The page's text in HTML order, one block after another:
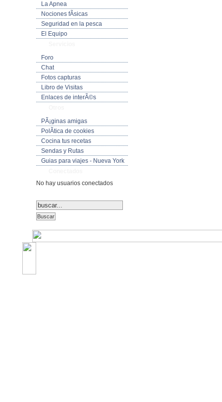
La Apnea
Nociones fÃ­sicas
Seguridad en la pesca
El Equipo
Foro
Chat
Fotos capturas
Libro de Visitas
Enlaces de interÃ©s
PÃ¡ginas amigas
PolÃ­tica de cookies
Cocina tus recetas
Sendas y Rutas
Guias para viajes - Nueva York
No hay usuarios conectados